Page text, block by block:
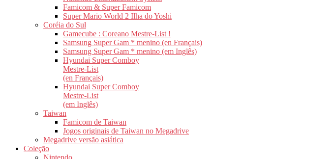
Famicom & Super Famicom
Super Mario World 2 Ilha do Yoshi
Coréia do Sul
Gamecube : Coreano Mestre-List !
Samsung Super Gam * menino (en Français)
Samsung Super Gam * menino (em Inglês)
Hyundai Super Comboy
Mestre-List
(en Français)
Hyundai Super Comboy
Mestre-List
(em Inglês)
Taiwan
Famicom de Taiwan
Jogos originais de Taiwan no Megadrive
Megadrive versão asiática
Coleção